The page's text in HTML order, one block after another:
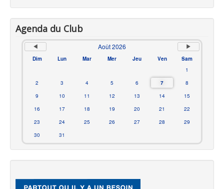
Agenda du Club
Août 2026
Dim Lun Mar Mer Jeu Ven
Sam
1
2
3 4 5 6 7
8
9
10 11 12 13 14
15
16
17 18 19 20 21
22
23
24 25 26 27 28
29
30
31